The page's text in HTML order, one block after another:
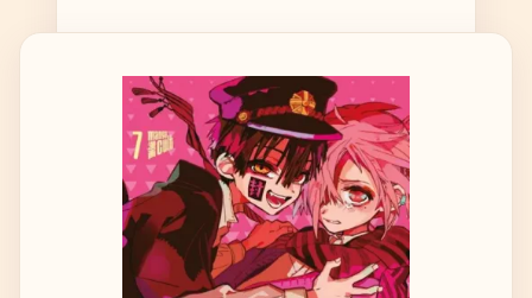
Bildergalerie überspringen